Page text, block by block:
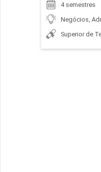
4 semestres
Negócios,
Superior de